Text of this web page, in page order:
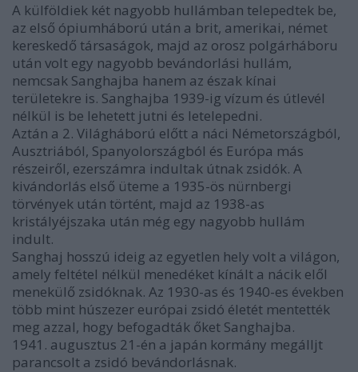
A külföldiek két nagyobb hullámban telepedtek be,
az első ópiumháború után a brit, amerikai, német
kereskedő társaságok, majd az orosz polgárháboru
után volt egy nagyobb bevándorlási hullám,
nemcsak Sanghajba hanem az észak kínai
területekre is. Sanghajba 1939-ig vízum és útlevél
nélkül is be lehetett jutni és letelepedni.
Aztán a 2. Világháború előtt a náci Németországból,
Ausztriából, Spanyolországból és Európa más
részeiről, ezerszámra indultak útnak zsidók. A
kivándorlás első üteme a 1935-ös nürnbergi
törvények után történt, majd az 1938-as
kristályéjszaka után még egy nagyobb hullám
indult.
Sanghaj hosszú ideig az egyetlen hely volt a világon,
amely feltétel nélkül menedéket kínált a nácik elől
menekülő zsidóknak. Az 1930-as és 1940-es években
több mint húszezer európai zsidó életét mentették
meg azzal, hogy befogadták őket Sanghajba.
1941. augusztus 21-én a japán kormány megálljt
parancsolt a zsidó bevándorlásnak.